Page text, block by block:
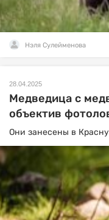
Нэля Сулейменова
28.04.2025
Медведица с
объектив
Они занесены в